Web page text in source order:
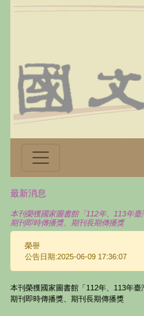
最新消息
本刊榮獲國家圖書館「112年、113年
期刊即時傳播獎、期刊長期傳播獎
榮譽
公告日期:2025-06-09 17:36:07
本刊榮獲國家圖書館「112年、113年
期刊即時傳播獎、期刊長期傳播獎